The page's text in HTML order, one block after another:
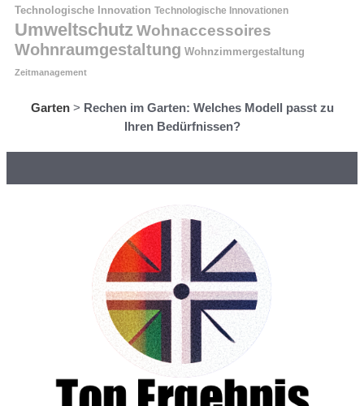
Technologische Innovation Technologische Innovationen
Umweltschutz Wohnaccessoires
Wohnraumgestaltung Wohnzimmergestaltung
Zeitmanagement
Garten> Rechen im Garten: Welches Modell passt zu
Ihren Bedürfnissen?